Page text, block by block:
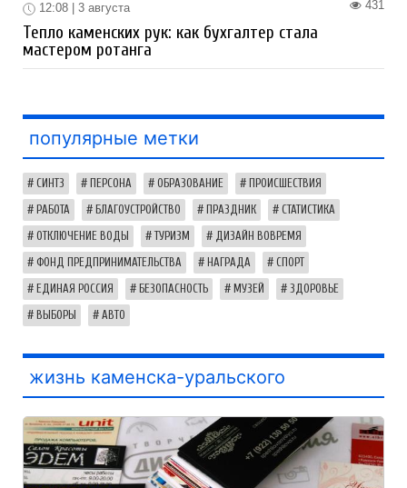
431
12:08 | 3 августа
Тепло каменских рук: как бухгалтер стала
мастером ротанга
популярные метки
СИНТЗ ПЕРСОНА ОБРАЗОВАНИЕ ПРОИСШЕСТВИЯ
РАБОТА БЛАГОУСТРОЙСТВО ПРАЗДНИК СТАТИСТИКА
ОТКЛЮЧЕНИЕ ВОДЫ ТУРИЗМ ДИЗАЙН ВОВРЕМЯ
ФОНД ПРЕДПРИНИМАТЕЛЬСТВА НАГРАДА СПОРТ
ЕДИНАЯ РОССИЯ БЕЗОПАСНОСТЬ МУЗЕЙ ЗДОРОВЬЕ
ВЫБОРЫ АВТО
жизнь каменска-уральского